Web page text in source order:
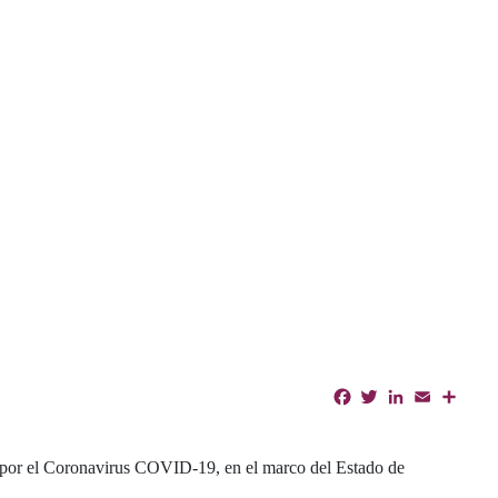
Facebook
TwitterLinkedIn
Email
el Coronavirus COVID-19, en el marco del Estado de